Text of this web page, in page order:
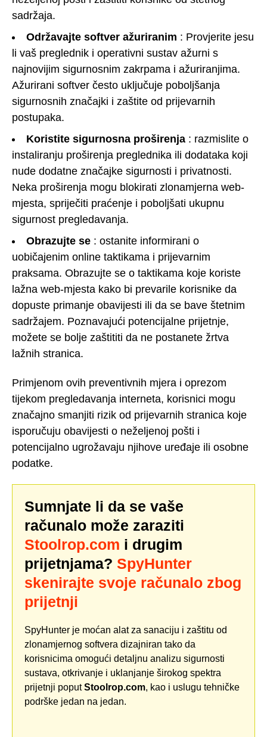
sadržaja.
Održavajte softver ažuriranim : Provjerite jesu
li vaš preglednik i operativni sustav ažurni s
najnovijim sigurnosnim zakrpama i ažuriranjima.
Ažurirani softver često uključuje poboljšanja
sigurnosnih značajki i zaštite od prijevarnih
postupaka.
Koristite sigurnosna proširenja : razmislite o
instaliranju proširenja preglednika ili dodataka koji
nude dodatne značajke sigurnosti i privatnosti.
Neka proširenja mogu blokirati zlonamjerna web-
mjesta, spriječiti praćenje i poboljšati ukupnu
sigurnost pregledavanja.
Obrazujte se : ostanite informirani o
uobičajenim online taktikama i prijevarnim
praksama. Obrazujte se o taktikama koje koriste
lažna web-mjesta kako bi prevarile korisnike da
dopuste primanje obavijesti ili da se bave štetnim
sadržajem. Poznavajući potencijalne prijetnje,
možete se bolje zaštititi da ne postanete žrtva
lažnih stranica.
Primjenom ovih preventivnih mjera i oprezom
tijekom pregledavanja interneta, korisnici mogu
značajno smanjiti rizik od prijevarnih stranica koje
isporučuju obavijesti o neželjenoj pošti i
potencijalno ugrožavaju njihove uređaje ili osobne
podatke.
Sumnjate li da se vaše
računalo može zaraziti
Stoolrop.com i drugim
prijetnjama? SpyHunter
skenirajte svoje računalo zbog
prijetnji
SpyHunter je moćan alat za sanaciju i zaštitu od
zlonamjernog softvera dizajniran tako da
korisnicima omogući detaljnu analizu sigurnosti
sustava, otkrivanje i uklanjanje širokog spektra
prijetnji poputStoolrop.com, kao i uslugu tehničke
podrške jedan na jedan.